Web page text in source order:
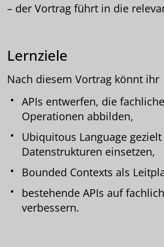
– der Vortrag führt in die
Lernziele
Nach diesem Vortrag könnt ihr
APIs entwerfen, die
Operationen abbilden,
Ubiquitous Language
Datenstrukturen einsetzen,
Bounded Contexts als
bestehende APIs auf
verbessern.